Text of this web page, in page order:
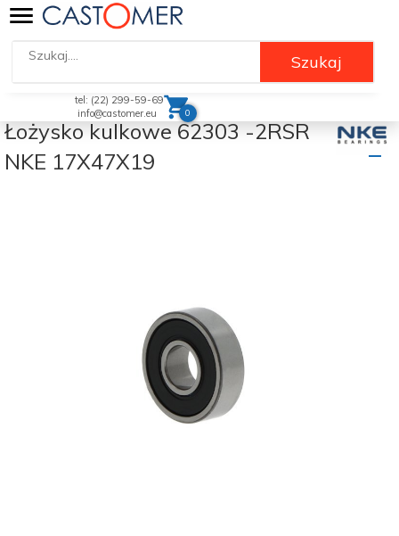
Szukaj
0
tel: (22) 299-59-69
info@castomer.eu
Łożysko kulkowe 62303 -2RSR
NKE 17X47X19